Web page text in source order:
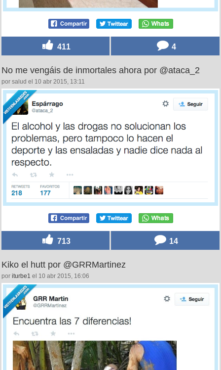
411 4
No me vengáis de inmortales ahora por @ataca_2
por salud el 10 abr 2015, 13:11
713 14
Kiko el hutt por @GRRMartinez
por iturbe1 el 10 abr 2015, 16:06